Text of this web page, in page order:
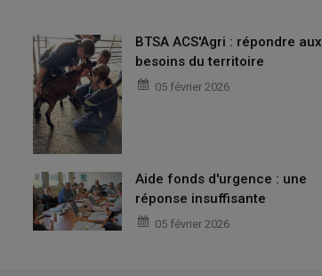
BTSA ACS'Agri : répondre aux
besoins du territoire
05 février 2026
Aide fonds d'urgence : une
réponse insuffisante
05 février 2026